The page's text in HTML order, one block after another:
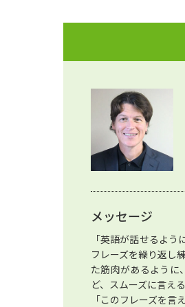
メッセージ
「英語が話せるよ
フレーズを繰り返し
た筋肉があるように
ど、スムーズに言え
「このフレーズを